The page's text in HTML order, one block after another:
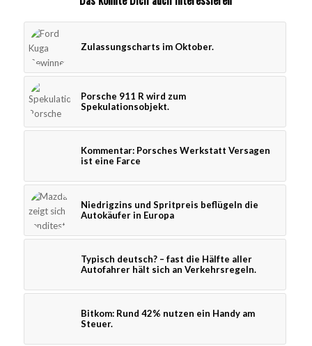
Zulassungscharts im Oktober.
Porsche 911 R wird zum
Spekulationsobjekt.
Kommentar: Porsches Werkstatt Versagen
ist eine Farce
Niedrigzins und Spritpreis beflügeln die
Autokäufer in Europa
Typisch deutsch? – fast die Hälfte aller
Autofahrer hält sich an Verkehrsregeln.
Bitkom: Rund 42% nutzen ein Handy am
Steuer.